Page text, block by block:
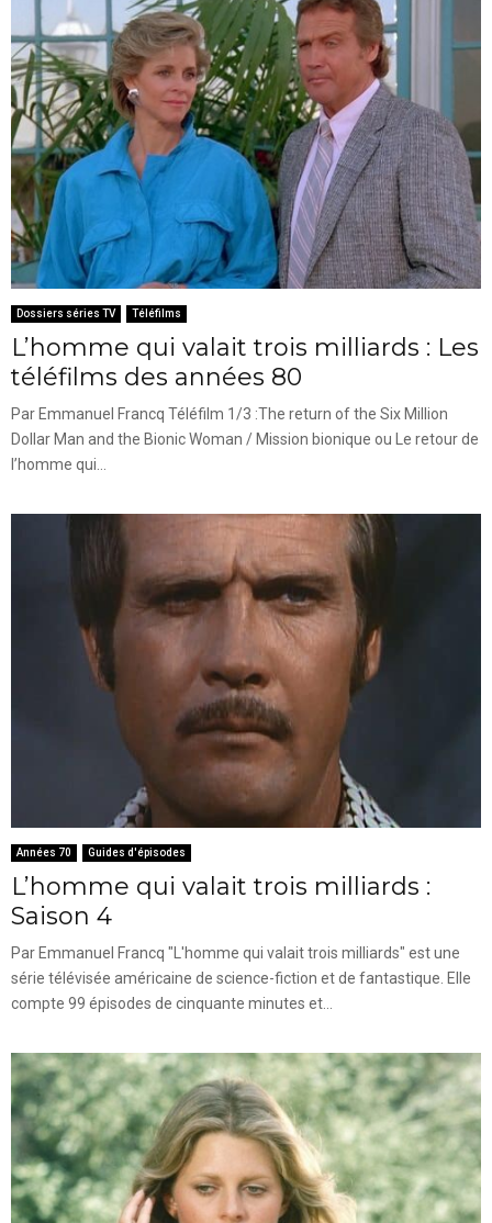
Dossiers séries TV Téléfilms
L’homme qui valait trois milliards : Les
téléfilms des années 80
Par Emmanuel Francq Téléfilm 1/3 :The return of the Six Million
Dollar Man and the Bionic Woman / Mission bionique ou Le retour de
l’homme qui...
Années 70 Guides d'épisodes
L’homme qui valait trois milliards :
Saison 4
Par Emmanuel Francq "L'homme qui valait trois milliards" est une
série télévisée américaine de science-fiction et de fantastique. Elle
compte 99 épisodes de cinquante minutes et...